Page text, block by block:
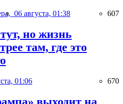
06 августа, 01:38 607
но жизнь
там, где это
01:06 670